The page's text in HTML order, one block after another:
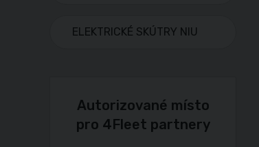
ELEKTRICKÉ SKÚTRY NIU
Autorizované místo
pro 4Fleet partnery